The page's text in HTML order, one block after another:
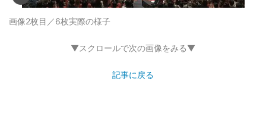
画像2枚目／6枚実際の様子
▼スクロールで次の画像をみる▼
記事に戻る